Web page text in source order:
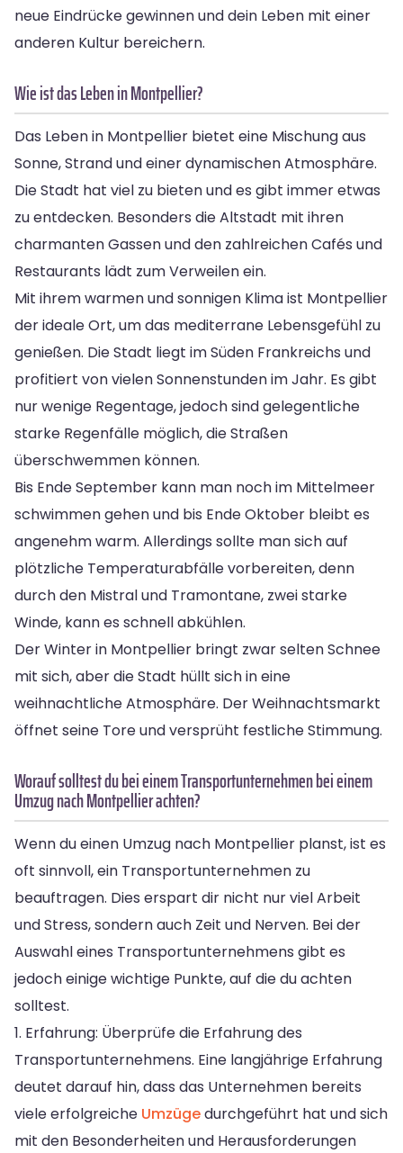
neue Eindrücke gewinnen und dein Leben mit einer
anderen Kultur bereichern.
Wie ist das Leben in Montpellier?
Das Leben in Montpellier bietet eine Mischung aus
Sonne, Strand und einer dynamischen Atmosphäre.
Die Stadt hat viel zu bieten und es gibt immer etwas
zu entdecken. Besonders die Altstadt mit ihren
charmanten Gassen und den zahlreichen Cafés und
Restaurants lädt zum Verweilen ein.
Mit ihrem warmen und sonnigen Klima ist Montpellier
der ideale Ort, um das mediterrane Lebensgefühl zu
genießen. Die Stadt liegt im Süden Frankreichs und
profitiert von vielen Sonnenstunden im Jahr. Es gibt
nur wenige Regentage, jedoch sind gelegentliche
starke Regenfälle möglich, die Straßen
überschwemmen können.
Bis Ende September kann man noch im Mittelmeer
schwimmen gehen und bis Ende Oktober bleibt es
angenehm warm. Allerdings sollte man sich auf
plötzliche Temperaturabfälle vorbereiten, denn
durch den Mistral und Tramontane, zwei starke
Winde, kann es schnell abkühlen.
Der Winter in Montpellier bringt zwar selten Schnee
mit sich, aber die Stadt hüllt sich in eine
weihnachtliche Atmosphäre. Der Weihnachtsmarkt
öffnet seine Tore und versprüht festliche Stimmung.
Worauf solltest du bei einem Transportunternehmen bei einem
Umzug nach Montpellier achten?
Wenn du einen Umzug nach Montpellier planst, ist es
oft sinnvoll, ein Transportunternehmen zu
beauftragen. Dies erspart dir nicht nur viel Arbeit
und Stress, sondern auch Zeit und Nerven. Bei der
Auswahl eines Transportunternehmens gibt es
jedoch einige wichtige Punkte, auf die du achten
solltest.
1. Erfahrung: Überprüfe die Erfahrung des
Transportunternehmens. Eine langjährige Erfahrung
deutet darauf hin, dass das Unternehmen bereits
viele erfolgreiche Umzügedurchgeführt hat und sich
mit den Besonderheiten und Herausforderungen